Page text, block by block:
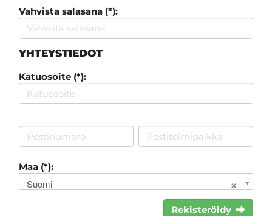
Vahvista salasana (*):
YHTEYSTIEDOT
Katuosoite (*):
Maa (*):
Suomi
Rekisteröidy